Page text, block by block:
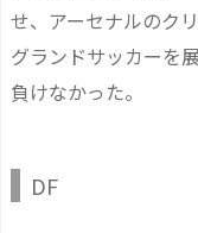
せ、アーセナルのク
グランドサッカーを
負けなかった。
DF